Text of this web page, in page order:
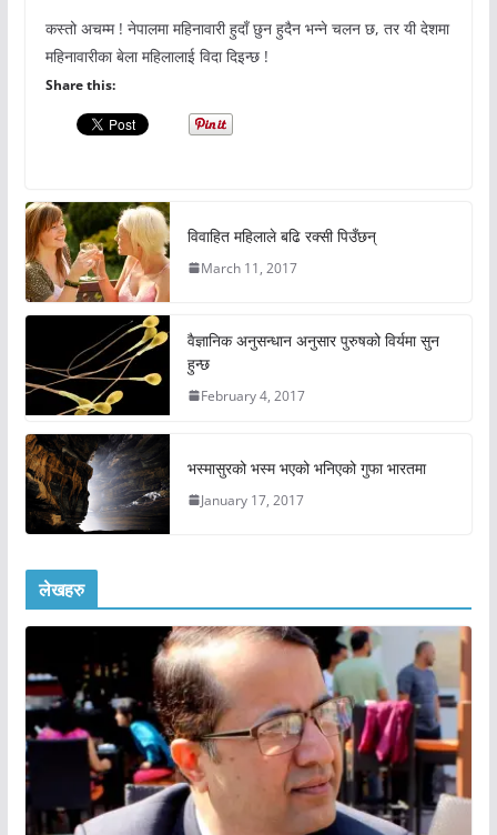
कस्तो अचम्म ! नेपालमा महिनावारी हुदाँ छुन हुदैन भन्ने चलन छ, तर यी देशमा
महिनावारीका बेला महिलालाई विदा दिइन्छ !
Share this:
विवाहित महिलाले बढि रक्सी पिउँछन्
March 11, 2017
वैज्ञानिक अनुसन्धान अनुसार पुरुषको विर्यमा सुन
हुन्छ
February 4, 2017
भस्मासुरको भस्म भएको भनिएको गुफा भारतमा
January 17, 2017
लेखहरु